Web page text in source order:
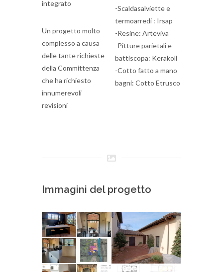
integrato
Un progetto molto
complesso a causa
delle tante richieste
della Committenza
che ha richiesto
innumerevoli
revisioni
-Scaldasalviette e
termoarredi : Irsap
-Resine: Arteviva
-Pitture parietali e
battiscopa: Kerakoll
-Cotto fatto a mano
bagni: Cotto Etrusco
Immagini del progetto